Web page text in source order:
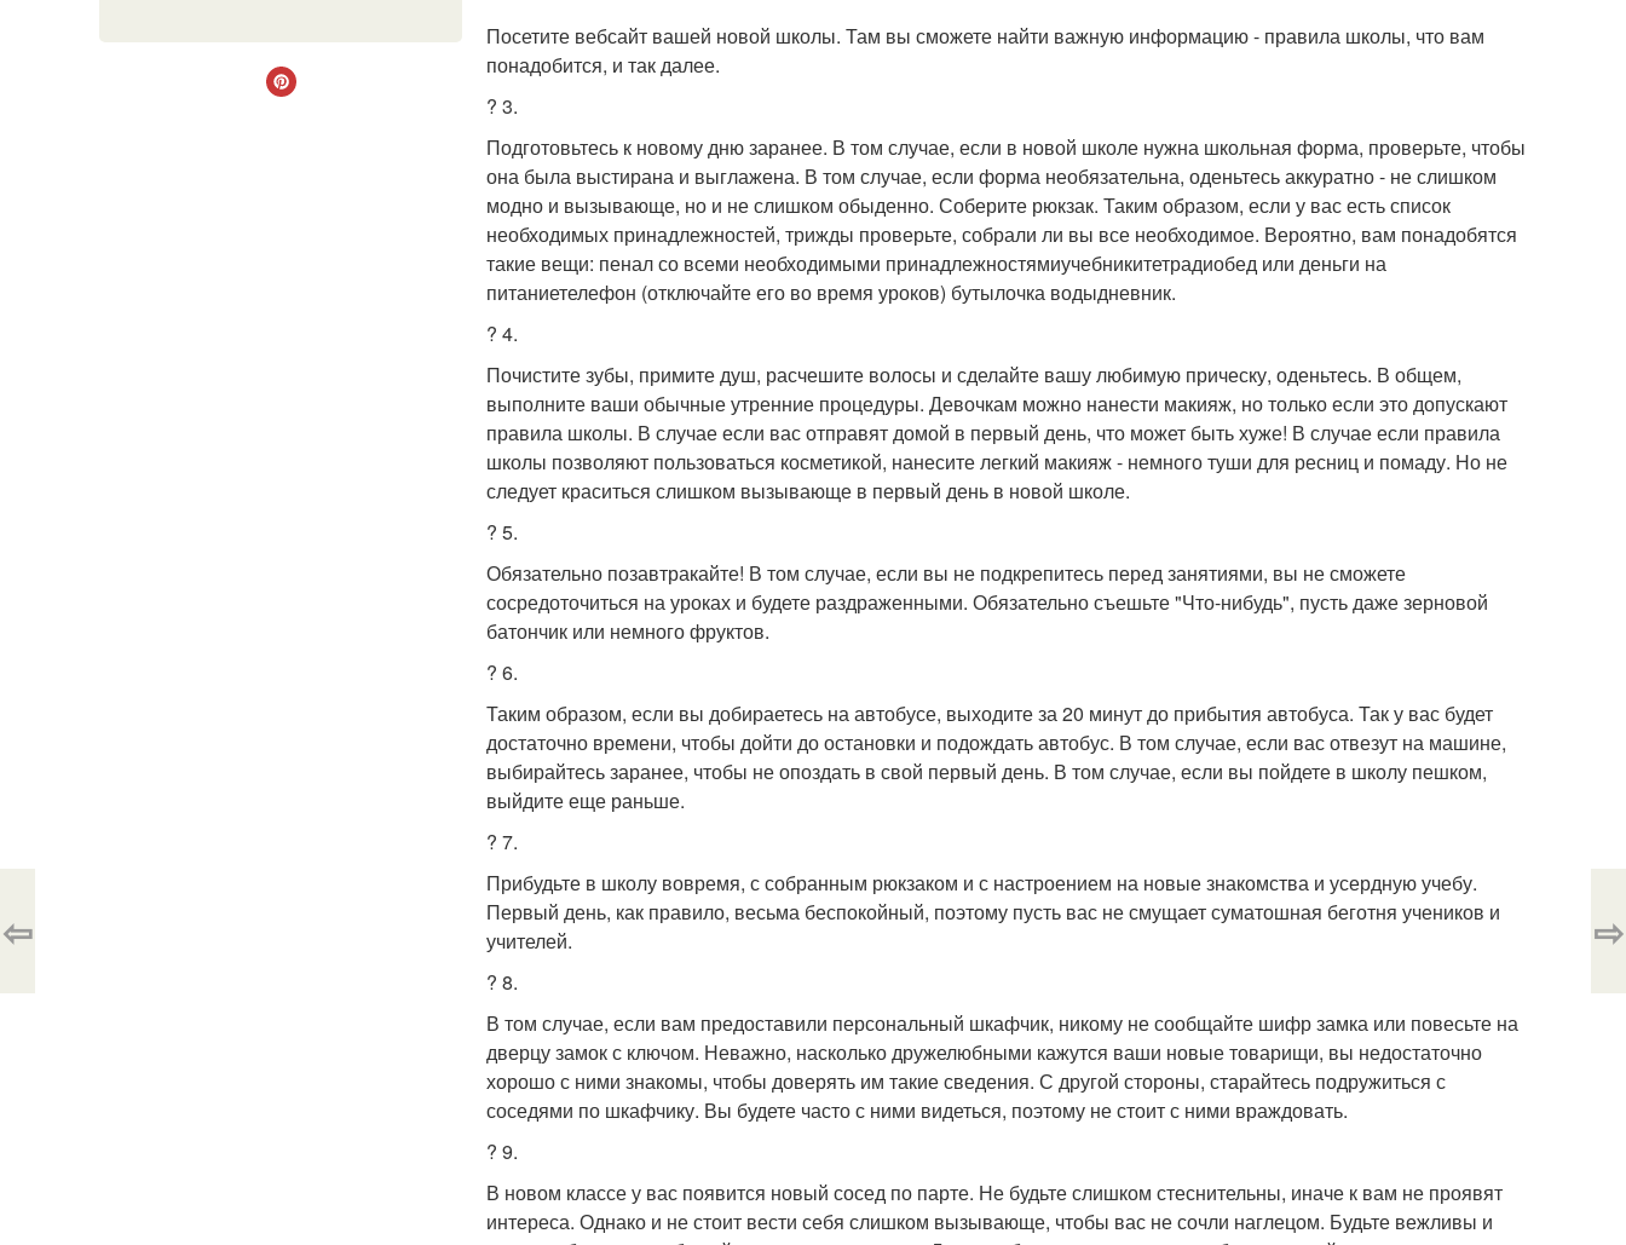
Посетите вебсайт вашей новой школы. Там вы сможете найти важную информацию - правила школы, что вам
понадобится, и так далее.
? 3.
Подготовьтесь к новому дню заранее. В том случае, если в новой школе нужна школьная форма, проверьте, чтобы
она была выстирана и выглажена. В том случае, если форма необязательна, оденьтесь аккуратно - не слишком
модно и вызывающе, но и не слишком обыденно. Соберите рюкзак. Таким образом, если у вас есть список
необходимых принадлежностей, трижды проверьте, собрали ли вы все необходимое. Вероятно, вам понадобятся
такие вещи: пенал со всеми необходимыми принадлежностямиучебникитетрадиобед или деньги на
питаниетелефон (отключайте его во время уроков) бутылочка водыдневник.
? 4.
Почистите зубы, примите душ, расчешите волосы и сделайте вашу любимую прическу, оденьтесь. В общем,
выполните ваши обычные утренние процедуры. Девочкам можно нанести макияж, но только если это допускают
правила школы. В случае если вас отправят домой в первый день, что может быть хуже! В случае если правила
школы позволяют пользоваться косметикой, нанесите легкий макияж - немного туши для ресниц и помаду. Но не
следует краситься слишком вызывающе в первый день в новой школе.
? 5.
Обязательно позавтракайте! В том случае, если вы не подкрепитесь перед занятиями, вы не сможете
сосредоточиться на уроках и будете раздраженными. Обязательно съешьте "Что-нибудь", пусть даже зерновой
батончик или немного фруктов.
? 6.
Таким образом, если вы добираетесь на автобусе, выходите за 20 минут до прибытия автобуса. Так у вас будет
достаточно времени, чтобы дойти до остановки и подождать автобус. В том случае, если вас отвезут на машине,
выбирайтесь заранее, чтобы не опоздать в свой первый день. В том случае, если вы пойдете в школу пешком,
выйдите еще раньше.
? 7.
Прибудьте в школу вовремя, с собранным рюкзаком и с настроением на новые знакомства и усердную учебу.
Первый день, как правило, весьма беспокойный, поэтому пусть вас не смущает суматошная беготня учеников и
учителей.
? 8.
В том случае, если вам предоставили персональный шкафчик, никому не сообщайте шифр замка или повесьте на
дверцу замок с ключом. Неважно, насколько дружелюбными кажутся ваши новые товарищи, вы недостаточно
хорошо с ними знакомы, чтобы доверять им такие сведения. С другой стороны, старайтесь подружиться с
соседями по шкафчику. Вы будете часто с ними видеться, поэтому не стоит с ними враждовать.
? 9.
В новом классе у вас появится новый сосед по парте. Не будьте слишком стеснительны, иначе к вам не проявят
интереса. Однако и не стоит вести себя слишком вызывающе, чтобы вас не сочли наглецом. Будьте вежливы и
⇦ ⇨